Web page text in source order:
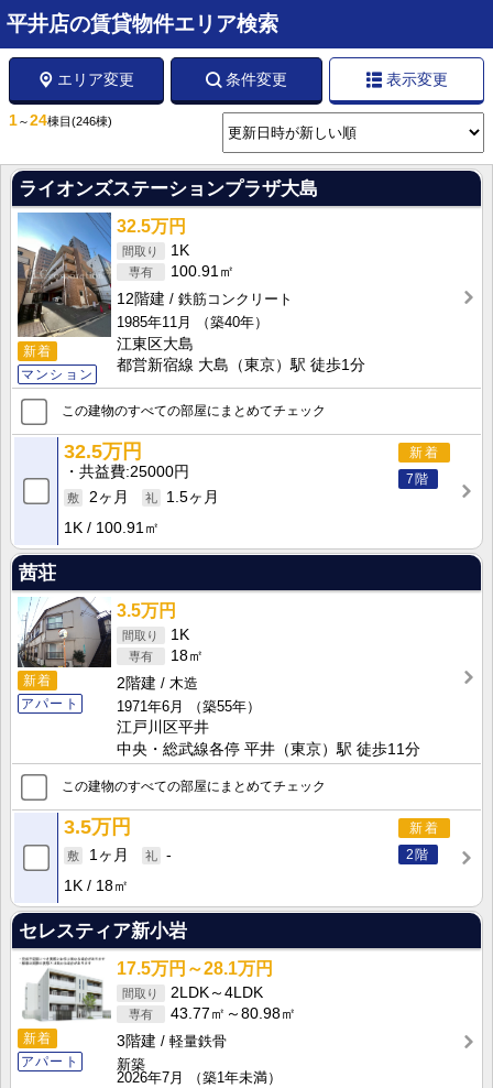
平井店の賃貸物件エリア検索
エリア変更 条件変更 表示変更
1～24棟目 (246棟)
ライオンズステーションプラザ大島
新着
マンション
32.5万円
1K
100.91㎡
12階建
鉄筋コンクリート
1985年11月
（築40年）
江東区大島
都営新宿線 大島（東京）駅 徒歩1分
この建物のすべての部屋にまとめてチェック
新着
7階
32.5万円
共益費 25000円
2ヶ月
1.5ヶ月
1K
100.91㎡
茜荘
新着
アパート
3.5万円
1K
18㎡
2階建
木造
1971年6月
（築55年）
江戸川区平井
中央・総武線各停 平井（東京）駅 徒歩11分
この建物のすべての部屋にまとめてチェック
新着
2階
3.5万円
1ヶ月
-
1K
18㎡
セレスティア新小岩
新着
アパート
17.5万円～28.1万円
2LDK～4LDK
43.77㎡～80.98㎡
3階建
軽量鉄骨
新築
2026年7月
（築1年未満）